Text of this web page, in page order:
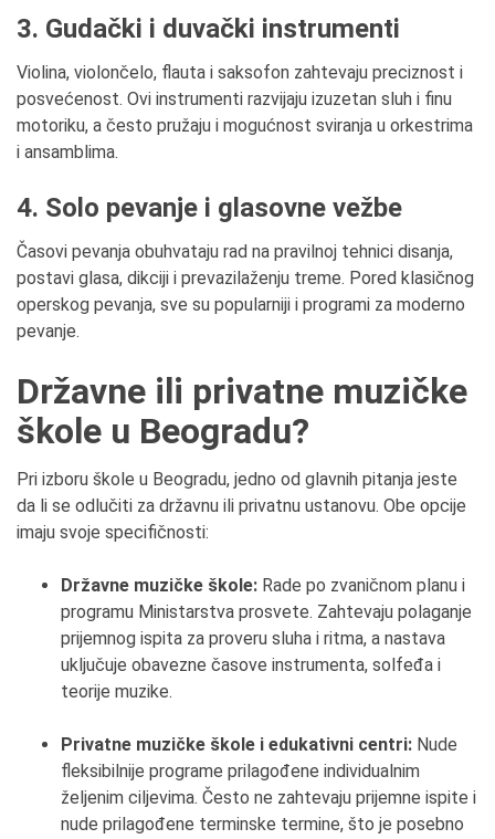
3. Gudački i duvački instrumenti
Violina, violončelo, flauta i saksofon zahtevaju preciznost i
posvećenost. Ovi instrumenti razvijaju izuzetan sluh i finu
motoriku, a često pružaju i mogućnost sviranja u orkestrima
i ansamblima.
4. Solo pevanje i glasovne vežbe
Časovi pevanja obuhvataju rad na pravilnoj tehnici disanja,
postavi glasa, dikciji i prevazilaženju treme. Pored klasičnog
operskog pevanja, sve su popularniji i programi za moderno
pevanje.
Državne ili privatne muzičke
škole u Beogradu?
Pri izboru škole u Beogradu, jedno od glavnih pitanja jeste
da li se odlučiti za državnu ili privatnu ustanovu. Obe opcije
imaju svoje specifičnosti:
Državne muzičke škole: Rade po zvaničnom planu i
programu Ministarstva prosvete. Zahtevaju polaganje
prijemnog ispita za proveru sluha i ritma, a nastava
uključuje obavezne časove instrumenta, solfeđa i
teorije muzike.
Privatne muzičke škole i edukativni centri: Nude
fleksibilnije programe prilagođene individualnim
željenim ciljevima. Često ne zahtevaju prijemne ispite i
nude prilagođene terminske termine, što je posebno